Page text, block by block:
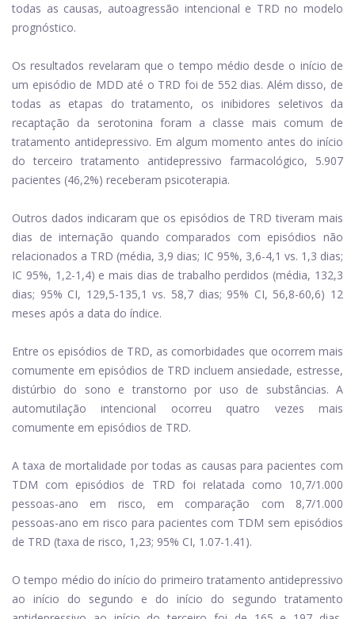
todas as causas, autoagressão intencional e TRD no modelo
prognóstico.
Os resultados revelaram que o tempo médio desde o início de
um episódio de MDD até o TRD foi de 552 dias. Além disso, de
todas as etapas do tratamento, os inibidores seletivos da
recaptação da serotonina foram a classe mais comum de
tratamento antidepressivo. Em algum momento antes do início
do terceiro tratamento antidepressivo farmacológico, 5.907
pacientes (46,2%) receberam psicoterapia.
Outros dados indicaram que os episódios de TRD tiveram mais
dias de internação quando comparados com episódios não
relacionados a TRD (média, 3,9 dias; IC 95%, 3,6-4,1 vs. 1,3 dias;
IC 95%, 1,2-1,4) e mais dias de trabalho perdidos (média, 132,3
dias; 95% CI, 129,5-135,1 vs. 58,7 dias; 95% CI, 56,8-60,6) 12
meses após a data do índice.
Entre os episódios de TRD, as comorbidades que ocorrem mais
comumente em episódios de TRD incluem ansiedade, estresse,
distúrbio do sono e transtorno por uso de substâncias. A
automutilação intencional ocorreu quatro vezes mais
comumente em episódios de TRD.
A taxa de mortalidade por todas as causas para pacientes com
TDM com episódios de TRD foi relatada como 10,7/1.000
pessoas-ano em risco, em comparação com 8,7/1.000
pessoas-ano em risco para pacientes com TDM sem episódios
de TRD (taxa de risco, 1,23; 95% CI, 1.07-1.41).
O tempo médio do início do primeiro tratamento antidepressivo
ao início do segundo e do início do segundo tratamento